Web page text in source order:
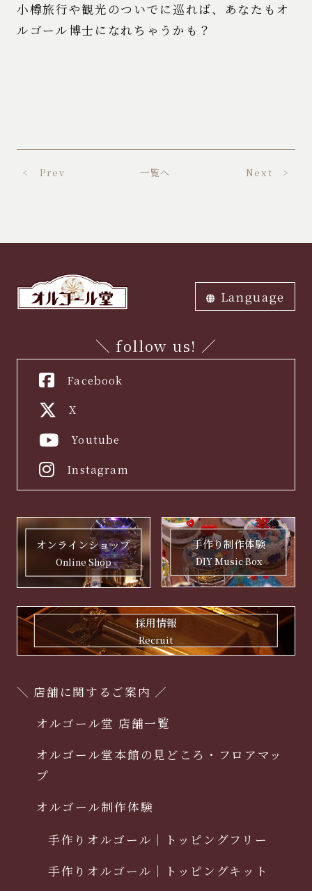
小樽旅行や観光のついでに巡れば、あなたもオ
ルゴール博士になれちゃうかも？
< Prev 一覧へ Next >
Language
＼ follow us! ／
Facebook
X
Youtube
Instagram
オンラインショップ
Online Shop
手作り制作体験
DIY Music Box
採用情報
Recruit
＼ 店舗に関するご案内 ／
オルゴール堂 店舗一覧
オルゴール堂本館の見どころ・フロアマッ
プ
オルゴール制作体験
手作りオルゴール｜トッピングフリー
手作りオルゴール｜トッピングキット